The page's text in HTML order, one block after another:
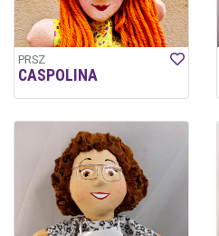
PRSZ
CASPOLINA